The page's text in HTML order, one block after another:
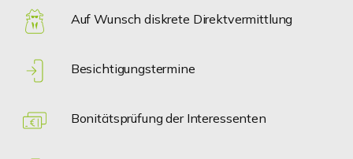
Auf Wunsch diskrete Direktvermittlung
Besichtigungstermine
Bonitätsprüfung der Interessenten